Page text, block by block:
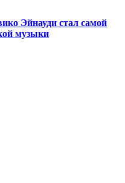
Эйнауди стал самой
музыки